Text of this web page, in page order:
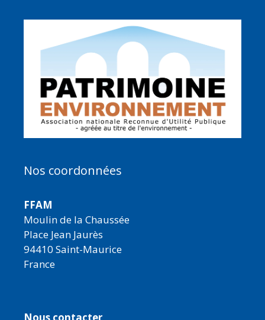
Nos coordonnées
FFAM
Moulin de la Chaussée
Place Jean Jaurès
94410 Saint-Maurice
France
Nous contacter